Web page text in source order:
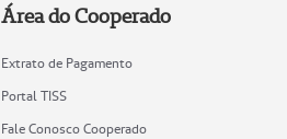
Área do Cooperado
Extrato de Pagamento
Portal TISS
Fale Conosco Cooperado